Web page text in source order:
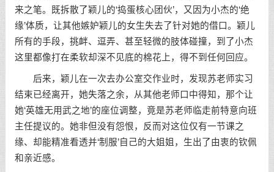
来之笔。既拆散了颖儿的‘捣蛋核心团伙’，又因为小杰的‘绝
缘’体质，让其他嫉妒颖儿的女生失去了针对她的借口。颖儿
所有的手段，挑衅、逗弄、甚至轻微的肢体碰撞，到了小杰
这里都像打在柔软却深不见底的棉花上，得不到任何回应。
后来，颖儿在一次去办公室交作业时，发现苏老师实习
结束已经离开，她失落之余，从其他老师口中得知，那个让
她‘英雄无用武之地’的座位调整，竟是苏老师临走前特意向班
主任提议的。她非但没有怨恨，反而对这位仅有一节课之
缘、却能精准看透并‘制服’自己的大姐姐，生出了由衷的钦佩
和亲近感。